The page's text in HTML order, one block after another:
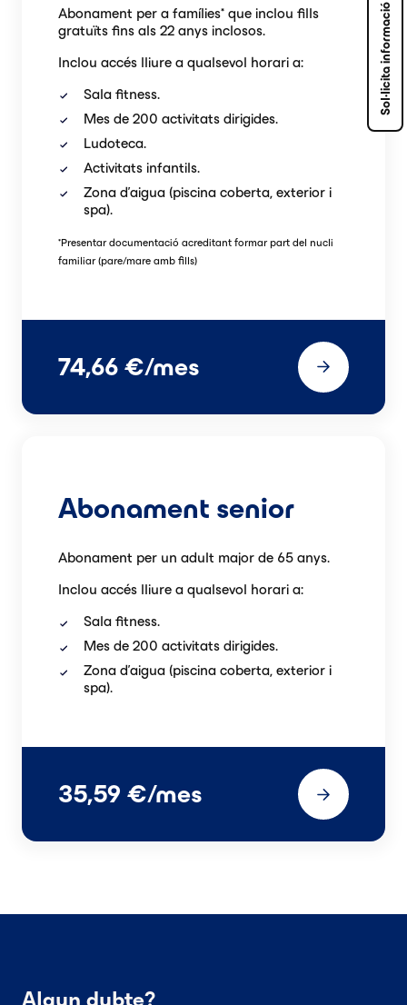
Abonament per a famílies* que inclou fills
gratuïts fins als 22 anys inclosos.
Inclou accés lliure a qualsevol horari a:
Sala fitness.
Mes de 200 activitats dirigides.
Ludoteca.
Activitats infantils.
Zona d'aigua (piscina coberta, exterior i
spa).
*Presentar documentació acreditant formar part del nucli
familiar (pare/mare amb fills)
74,66 €/mes
Abonament senior
Abonament per un adult major de 65 anys.
Inclou accés lliure a qualsevol horari a:
Sala fitness.
Mes de 200 activitats dirigides.
Zona d'aigua (piscina coberta, exterior i
spa).
35,59 €/mes
Algun dubte?
Sol·licita informació